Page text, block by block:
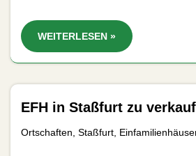
WEITERLESEN »
EFH in Staßfurt zu
Ortschaften Staßfurt